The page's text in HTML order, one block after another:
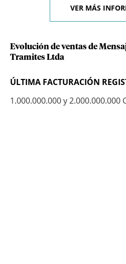
VER MÁS
Evolución de ventas de
Tramites Ltda
ÚLTIMA FACTURACIÓN
1.000.000.000 y 2.000.000.000